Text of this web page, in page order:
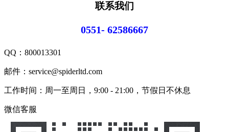
联系我们
0551- 62586667
QQ： 800013301
邮件：service@spiderltd.com
工作时间：周一至周日，9:00 - 21:00，节假日不休息
微信客服